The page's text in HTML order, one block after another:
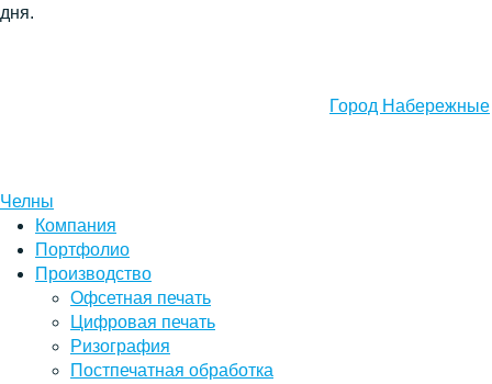
дня.
Город Набережные
Челны
Компания
Портфолио
Производство
Офсетная печать
Цифровая печать
Ризография
Постпечатная обработка